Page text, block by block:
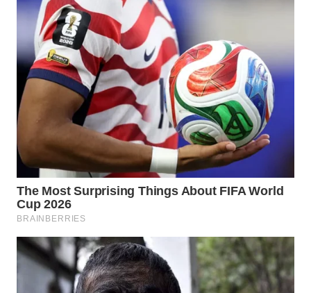
WN
CIREBON
WN
INDRAMAYU
KUNINGAN
WN
MAJALENGKA
WN
SUBANG
WN